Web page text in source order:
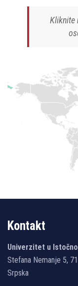
Kliknite
Kontakt
Univerzitet u
Stefana Nemanje 5,
Srpska